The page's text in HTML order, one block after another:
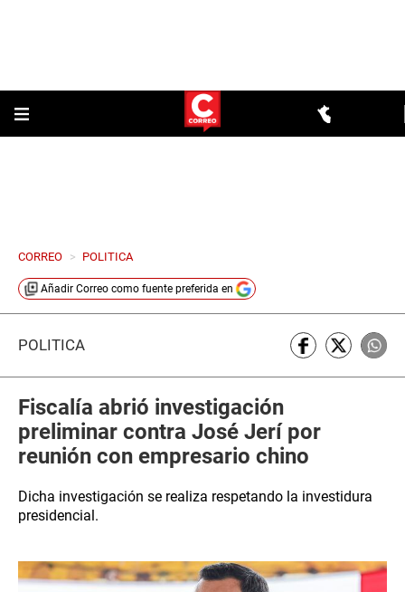
CORREO > POLITICA
Añadir Correo como fuente preferida en
POLÍTICA
Fiscalía abrió investigación
preliminar contra José Jerí por
reunión con empresario chino
Dicha investigación se realiza respetando la investidura
presidencial.